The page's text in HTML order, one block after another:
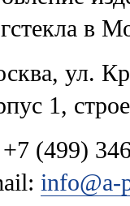
в
ул.
1,
(499)
info@a-